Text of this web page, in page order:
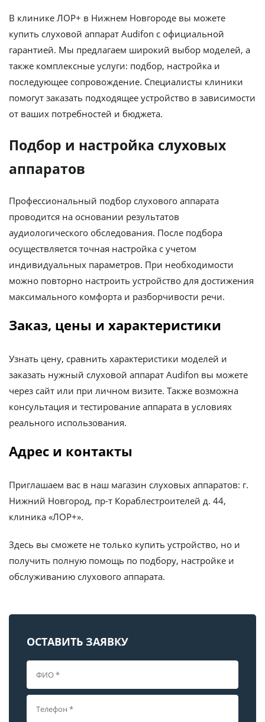
В клинике ЛОР+ в Нижнем Новгороде вы можете
купить слуховой аппарат Audifon с официальной
гарантией. Мы предлагаем широкий выбор моделей, а
также комплексные услуги: подбор, настройка и
последующее сопровождение. Специалисты клиники
помогут заказать подходящее устройство в зависимости
от ваших потребностей и бюджета.
Подбор и настройка слуховых
аппаратов
Профессиональный подбор слухового аппарата
проводится на основании результатов
аудиологического обследования. После подбора
осуществляется точная настройка с учетом
индивидуальных параметров. При необходимости
можно повторно настроить устройство для достижения
максимального комфорта и разборчивости речи.
Заказ, цены и характеристики
Узнать цену, сравнить характеристики моделей и
заказать нужный слуховой аппарат Audifon вы можете
через сайт или при личном визите. Также возможна
консультация и тестирование аппарата в условиях
реального использования.
Адрес и контакты
Приглашаем вас в наш магазин слуховых аппаратов: г.
Нижний Новгород, пр-т Кораблестроителей д. 44,
клиника «ЛОР+».
Здесь вы сможете не только купить устройство, но и
получить полную помощь по подбору, настройке и
обслуживанию слухового аппарата.
ОСТАВИТЬ ЗАЯВКУ